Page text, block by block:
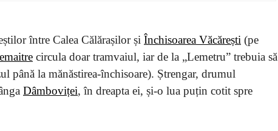
între Calea Călărașilor șiÎnchisoarea Văcărești (pe
circula doar tramvaiul, iar de la „Lemetru” trebuia să
până la mănăstirea-închisoare). Ștrengar, drumul
Dâmboviței, în dreapta ei, și-o lua puțin cotit spre